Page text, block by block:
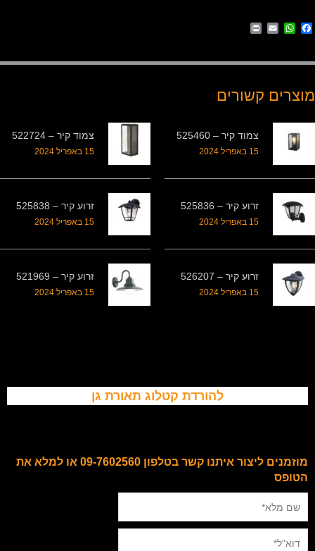
Facebook
WhatsApp
Email
מוצרים קשורים
צמוד קיר – 525460
15 באפריל 2024
צמוד קיר – 522724
15 באפריל 2024
זרוע קיר – 525836
15 באפריל 2024
זרוע קיר – 525838
15 באפריל 2024
זרוע קיר – 526207
15 באפריל 2024
זרוע קיר – 521969
15 באפריל 2024
להורדת קטלוג תאורת גן
מוזמנים ליצור איתנו קשר בטלפון 09-7602560 או למלא את
הטופס